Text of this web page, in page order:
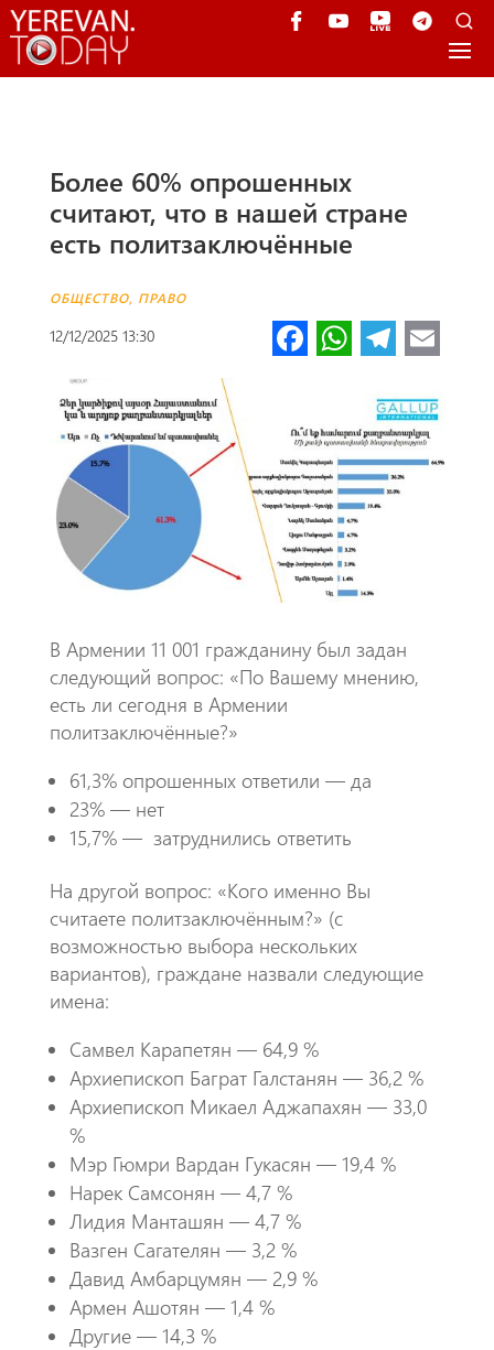
Более 60% опрошенных
считают, что в нашей стране
есть политзаключённые
ОБЩЕСТВО, ПРАВО
12/12/2025 13:30 Fa
o
o
k
W
at
s
A
p
p
Te
gr
a
m
В Армении 11 001 гражданину был задан
следующий вопрос: «По Вашему мнению,
есть ли сегодня в Армении
политзаключённые?»
61,3% опрошенных ответили — да
23% — нет
15,7% — затруднились ответить
На другой вопрос: «Кого именно Вы
считаете политзаключённым?» (с
возможностью выбора нескольких
вариантов), граждане назвали следующие
имена:
Самвел Карапетян — 64,9 %
Архиепископ Баграт Галстанян — 36,2 %
Архиепископ Микаел Аджапахян — 33,0
%
Мэр Гюмри Вардан Гукасян — 19,4 %
Нарек Самсонян — 4,7 %
Лидия Манташян — 4,7 %
Вазген Сагателян — 3,2 %
Давид Амбарцумян — 2,9 %
Армен Ашотян — 1,4 %
Другие — 14,3 %